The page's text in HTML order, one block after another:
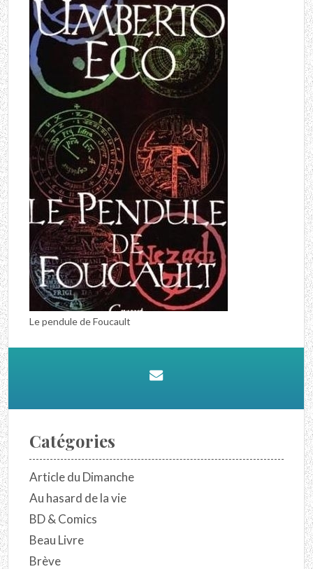
Le pendule de Foucault
Catégories
Article du Dimanche
Au hasard de la vie
BD & Comics
Beau Livre
Brève